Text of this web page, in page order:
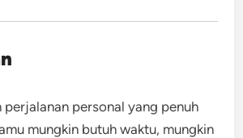
perjalanan personal yang penuh
mungkin butuh waktu, mungkin